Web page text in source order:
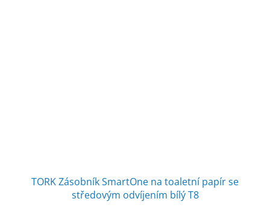
TORK Zásobník SmartOne na toaletní papír se
středovým odvíjením bílý T8